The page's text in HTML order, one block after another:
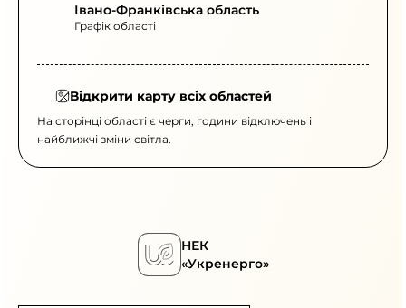
Івано-Франківська область
Графік області
Відкрити карту всіх областей
На сторінці області є черги, години відключень і
найближчі зміни світла.
НЕК
«Укренерго»